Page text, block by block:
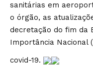
sanitárias em
o órgão, as
decretação do fim da
Importância Nacional
covid-19.